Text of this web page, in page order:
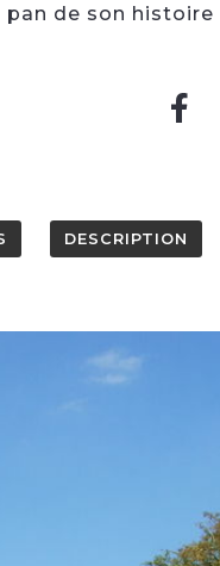
pan de son
DESCRIPTION